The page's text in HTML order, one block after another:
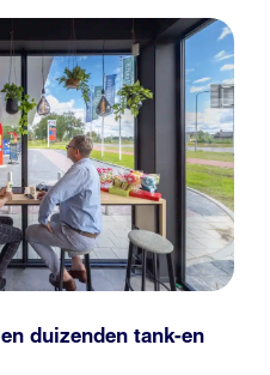
en duizenden tank-en